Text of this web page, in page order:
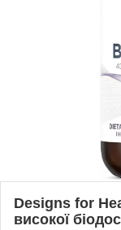
Designs for
високої